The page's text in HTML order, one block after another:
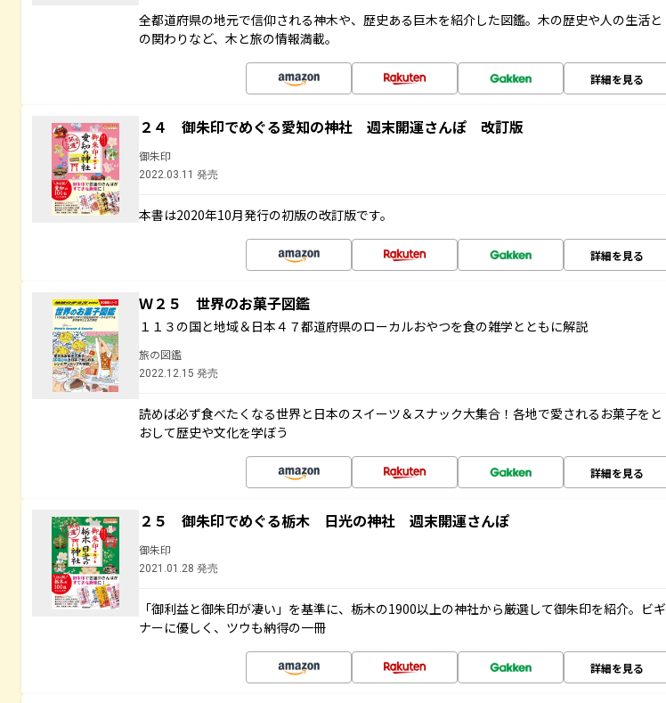
全都道府県の地元で信仰される神木や、歴史ある巨木を紹介した図鑑。木の歴史や人の生活と
の関わりなど、木と旅の情報満載。
詳細を見る
２４ 御朱印でめぐる愛知の神社 週末開運さんぽ 改訂版
御朱印
2022.03.11 発売
本書は2020年10月発行の初版の改訂版です。
詳細を見る
Ｗ２５ 世界のお菓子図鑑
１１３の国と地域＆日本４７都道府県のローカルおやつを食の雑学とともに解説
旅の図鑑
2022.12.15 発売
読めば必ず食べたくなる世界と日本のスイーツ＆スナック大集合！各地で愛されるお菓子をと
おして歴史や文化を学ぼう
詳細を見る
２５ 御朱印でめぐる栃木 日光の神社 週末開運さんぽ
御朱印
2021.01.28 発売
「御利益と御朱印が凄い」を基準に、栃木の1900以上の神社から厳選して御朱印を紹介。ビギ
ナーに優しく、ツウも納得の一冊
詳細を見る